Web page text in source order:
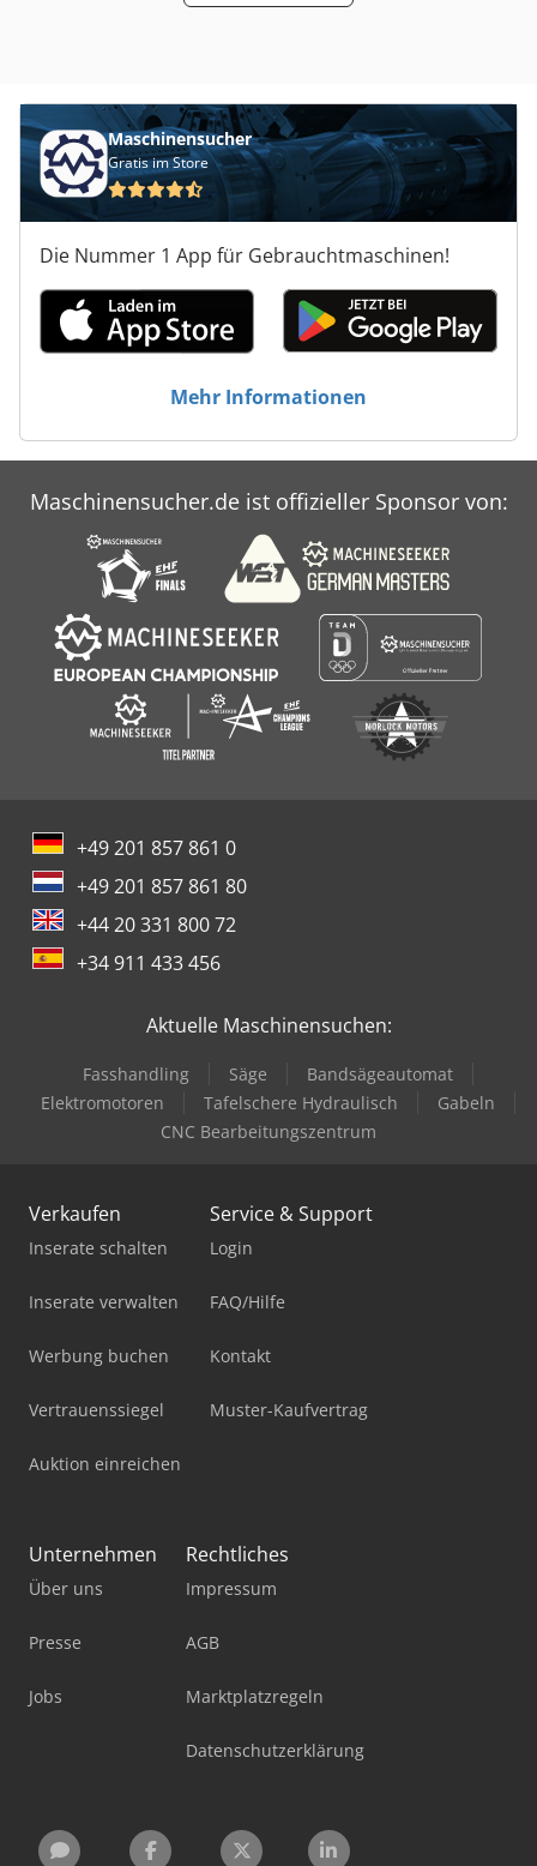
Maschinensucher
Gratis im Store
Die Nummer 1 App für Gebrauchtmaschinen!
Mehr Informationen
Maschinensucher.de ist offizieller Sponsor von:
+49 201 857 861 0
+49 201 857 861 80
+44 20 331 800 72
+34 911 433 456
Aktuelle Maschinensuchen:
Fasshandling Säge
Bandsägeautomat
Elektromotoren
Tafelschere Hydraulisch
Gabeln
CNC Bearbeitungszentrum
Verkaufen
Inserate schalten
Inserate verwalten
Werbung buchen
Vertrauenssiegel
Auktion einreichen
Service & Support
Login
FAQ/Hilfe
Kontakt
Muster-Kaufvertrag
Unternehmen
Über uns
Presse
Jobs
Rechtliches
Impressum
AGB
Marktplatzregeln
Datenschutzerklärung